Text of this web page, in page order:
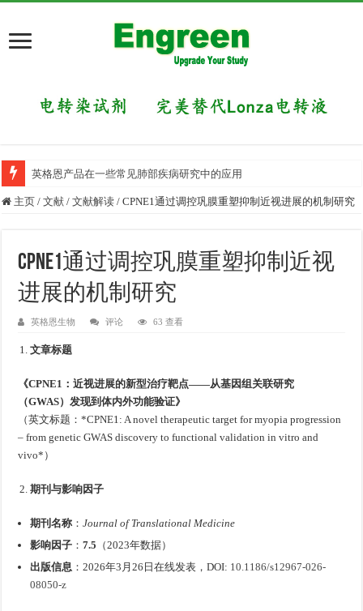
英格恩产品在一些常见肺部疾病研究中的应用
目前国内有哪些好的科研交流平台？
主页 / 文献 / 文献解读 / CPNE1通过调控巩膜重塑抑制近视进展的机制研究
CPNE1通过调控巩膜重塑抑制近视
进展的机制研究
英格恩生物 评论 63 查看
文章标题
《CPNE1：近视进展的新型治疗靶点——从基因组关联研究
（GWAS）发现到体内外功能验证》
（英文标题：*CPNE1: A novel therapeutic target for myopia progression
– from genetic GWAS discovery to functional validation in vitro and
vivo*）
期刊与影响因子
期刊名称 ：Journal of Translational Medicine
影响因子 ：7.5 （2023年数据）
出版信息 ：2026年3月26日在线发表，DOI: 10.1186/s12967-026-
08050-z